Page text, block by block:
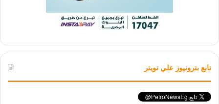
تابع بترونيوز علي تويتر